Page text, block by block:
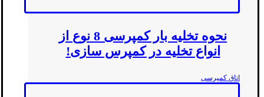
نحوه تخلیه بار کمپرسی 8 نوع از
انواع تخلیه در کمپرس سازی!
اتاق کمپرسی